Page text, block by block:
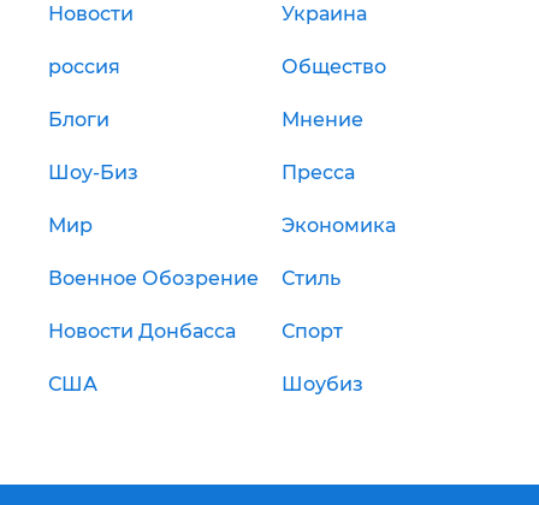
Новости Украина
россия Общество
Блоги Мнение
Шоу-Биз Пресса
Мир Экономика
Военное Обозрение Стиль
Новости Донбасса Спорт
США Шоубиз